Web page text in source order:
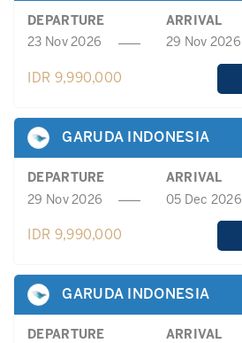
DEPARTURE
ARRIVAL
23 Nov 2026
29 Nov 2026
IDR 9,990,000
GARUDA INDONESIA
DEPARTURE
ARRIVAL
29 Nov 2026
05 Dec 2026
IDR 9,990,000
GARUDA INDONESIA
DEPARTURE
ARRIVAL